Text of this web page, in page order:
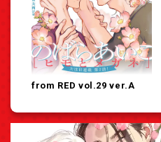
from RED vol.29 ver.A